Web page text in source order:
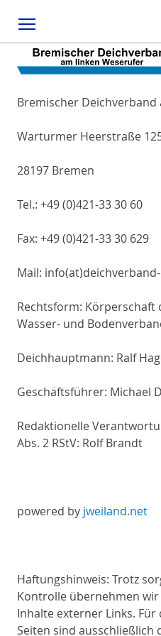
Bremischer
Warturmer Heerstraße
28197 Bremen
Tel.: +49 (0)421-33 30 60
Fax: +49 (0)421-33 30 629
Mail:
Rechtsform: Körperschaft
Wasser- und
Deichhauptmann: Ralf
Geschäftsführer: Michael
Redaktionelle
Abs. 2 RStV: Rolf Brandt
powered by jweiland.net
Haftungshinweis: Trotz
Kontrolle übernehmen
Inhalte externer Links.
Seiten sind ausschließlich